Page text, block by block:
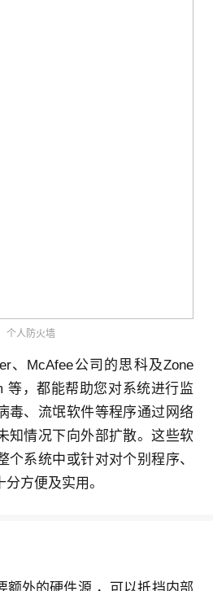
个人防火墙
、McAfee公司的思科及Zone
等，都能帮助您对系统进行监
毒、流氓软件等程序通过网络
知情况下向外部扩散。这些软
个系统中或针对对个别程序、
方便及实用。